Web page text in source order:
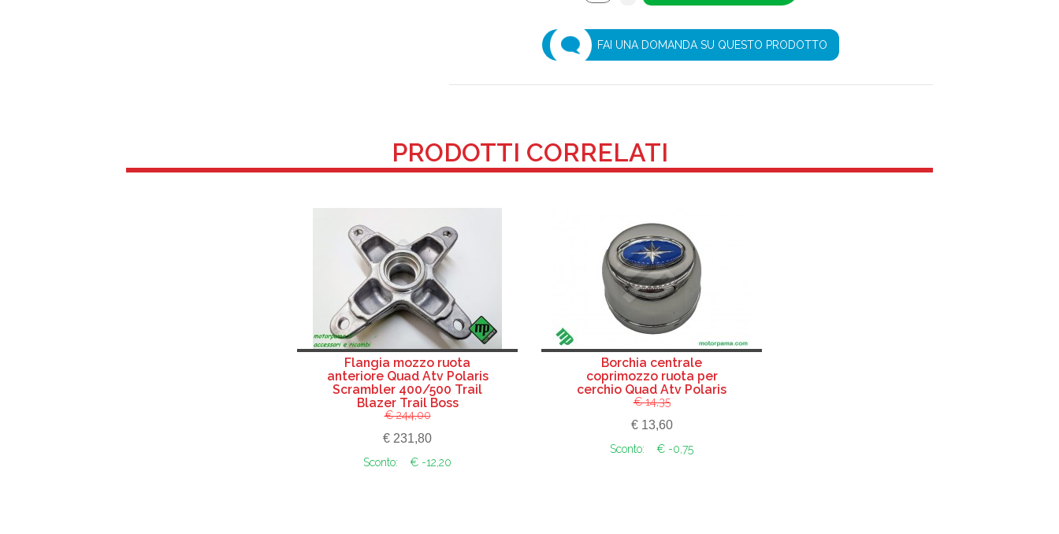
FAI UNA DOMANDA SU QUESTO PRODOTTO
PRODOTTI CORRELATI
Flangia mozzo ruota
anteriore Quad Atv Polaris
Scrambler 400/500 Trail
Blazer Trail Boss
€ 244,00
€ 231,80
Sconto: € -12,20
Borchia centrale
coprimozzo ruota per
cerchio Quad Atv Polaris
€ 14,35
€ 13,60
Sconto: € -0,75